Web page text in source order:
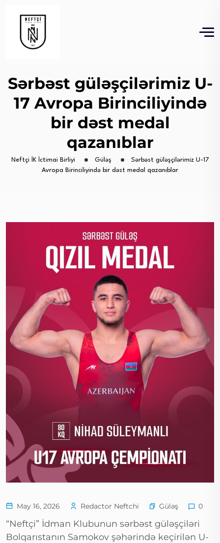
Sərbəst güləşçilərimiz U-
17 Avropa Birinciliyində
bir dəst medal
qazanıblar
Neftçi İK İctimai Birliyi Güləş
Sərbəst güləşçilərimiz U-17
Avropa Birinciliyində bir dəst medal qazanıblar
May 16, 2026 Redactor Neftchi Güləş 0
“Neftçi” İdman Klubunun sərbəst güləşçiləri
Bolqarıstanın Samokov şəhərində keçirilən U-